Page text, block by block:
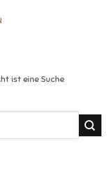
ist eine Suche